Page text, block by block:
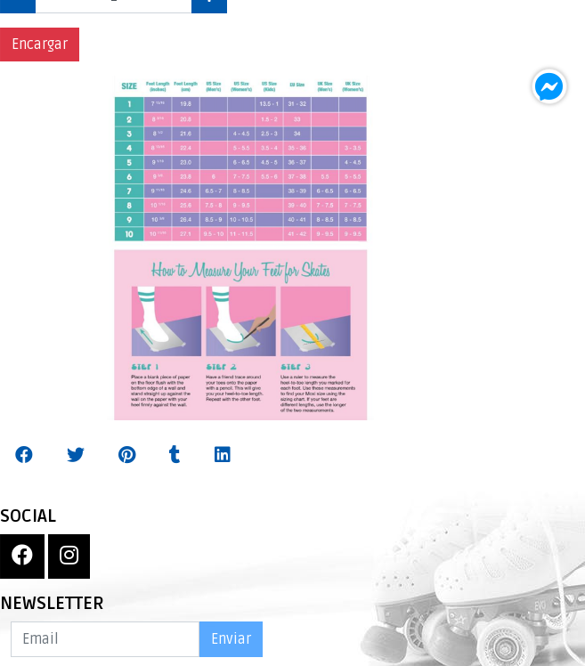
Encargar
SOCIAL
NEWSLETTER
Enviar